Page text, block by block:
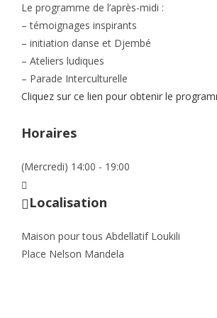
Le programme de l’après-midi :
– témoignages inspirants
– initiation danse et Djembé
– Ateliers ludiques
– Parade Interculturelle
Cliquez sur ce lien pour obtenir le
Horaires
(Mercredi) 14:00 - 19:00
Localisation
Maison pour tous Abdellatif Loukili
Place Nelson Mandela